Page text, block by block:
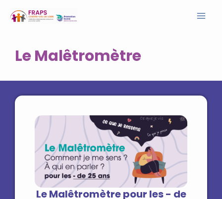
contenu
Le Malêtromètre
Le Malêtromètre pour les - de